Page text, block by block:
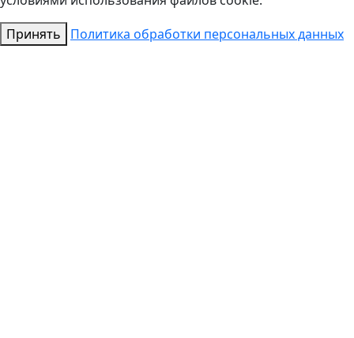
Принять
Политика обработки персональных данных